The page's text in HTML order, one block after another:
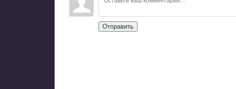
Отправить